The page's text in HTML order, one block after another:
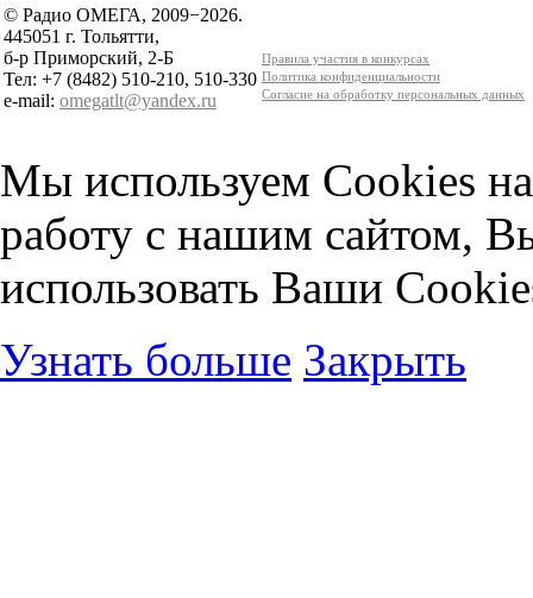
© Радио ОМЕГА, 2009−2026.
445051 г. Тольятти,
б-р Приморский, 2-Б
Тел: +7 (8482) 510-210, 510-330
e-mail: omegatlt@yandex.ru
Правила участия в конкурсах
Политика конфиденциальности
Согласие на обработку персональных данных
Мы используем Cookies
работу с нашим сайтом,
использовать Ваши
Узнать больше Закрыть